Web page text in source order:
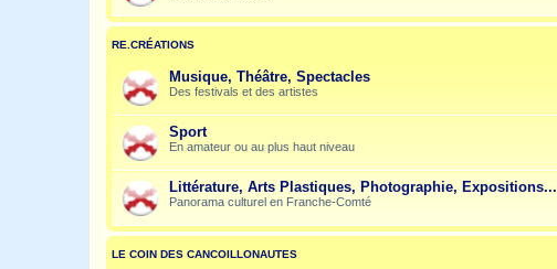
RE.CRÉATIONS
Musique, Théâtre, Spectacles
Des festivals et des artistes
Sport
En amateur ou au plus haut niveau
Littérature, Arts Plastiques, Photographie, Expositions...
Panorama culturel en Franche-Comté
LE COIN DES CANCOILLONAUTES